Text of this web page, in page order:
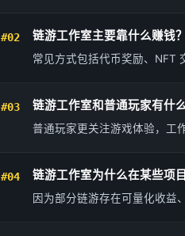
#02 链游工作室主要靠什么赚钱？
常见方式包括代币奖励、NFT
#03 链游工作室和普通玩家有什
普通玩家更关注游戏体验，工
#04 链游工作室为什么在某些项
因为部分链游存在可量化收益